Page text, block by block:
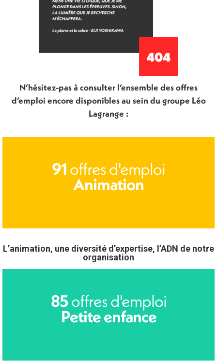
N’hésitez-pas à consulter l’ensemble des offres
d’emploi encore disponibles au sein du groupe Léo
Lagrange :
91offres d'emploi
Animation
L’animation, une diversité d’expertise, l’ADN de notre
organisation
85offres d'emploi
Petite enfance